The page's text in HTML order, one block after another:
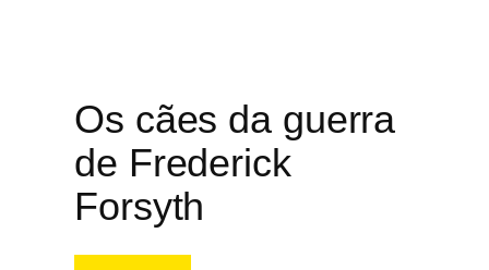
Os cães da guerra
de Frederick
Forsyth